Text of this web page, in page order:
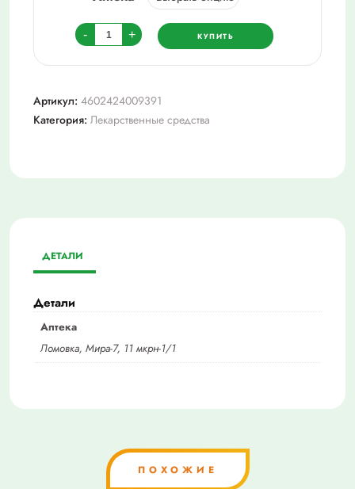
-
Количество
товара
Доксиламин
табл
п/
15
х30
+ КУПИТЬ
Артикул: 4602424009391
Категория: Лекарственные средства
ДЕТАЛИ
Детали
Аптека
Ломовка, Мира-7, 11 мкрн-1/1
ПОХОЖИЕ